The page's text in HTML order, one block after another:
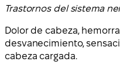
Trastornos del sistema
Dolor de cabeza,
desvanecimiento,
cabeza cargada.